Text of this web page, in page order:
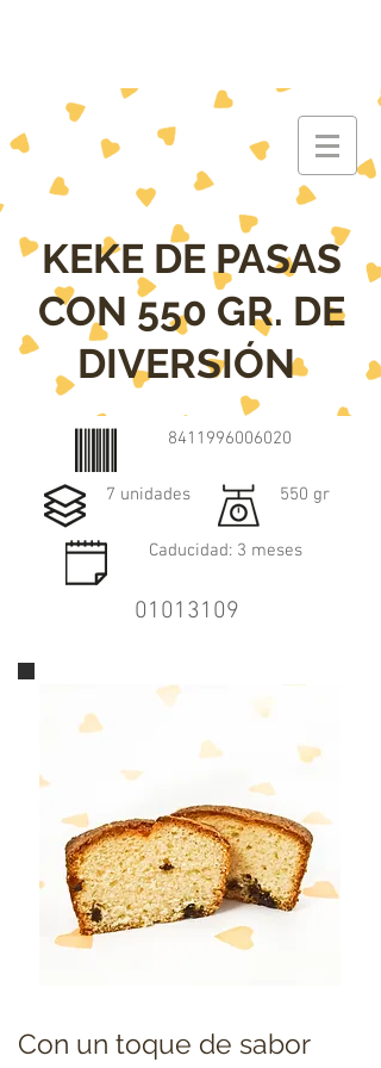
KEKE DE PASAS
CON 550 GR. DE
DIVERSIÓN
8411996006020
7 unidades 550 gr
Caducidad: 3 meses
01013109
Con un toque de sabor